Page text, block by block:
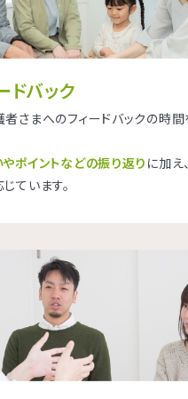
ドバック
さまへのフィードバックの時
ポイントなどの振り返り に加え
ています。